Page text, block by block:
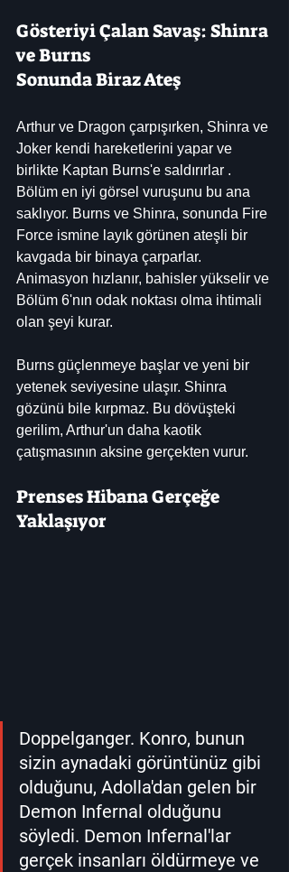
Gösteriyi Çalan Savaş: Shinra
ve Burns
Sonunda Biraz Ateş
Arthur ve Dragon çarpışırken, Shinra ve
Joker kendi hareketlerini yapar ve
birlikte Kaptan Burns'e saldırırlar .
Bölüm en iyi görsel vuruşunu bu ana
saklıyor. Burns ve Shinra, sonunda Fire
Force ismine layık görünen ateşli bir
kavgada bir binaya çarparlar.
Animasyon hızlanır, bahisler yükselir ve
Bölüm 6'nın odak noktası olma ihtimali
olan şeyi kurar.
Burns güçlenmeye başlar ve yeni bir
yetenek seviyesine ulaşır. Shinra
gözünü bile kırpmaz. Bu dövüşteki
gerilim, Arthur'un daha kaotik
çatışmasının aksine gerçekten vurur.
Prenses Hibana Gerçeğe
Yaklaşıyor
Doppelganger. Konro, bunun
sizin aynadaki görüntünüz gibi
olduğunu, Adolla'dan gelen bir
Demon Infernal olduğunu
söyledi. Demon Infernal'lar
gerçek insanları öldürmeye ve